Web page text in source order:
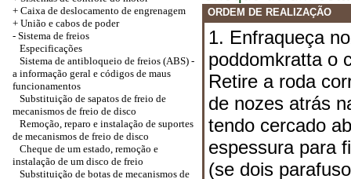
+ Caixa de deslocamento de engrenagem
+ União e cabos de poder
- Sistema de freios
Especificações
Sistema de antibloqueio de freios (ABS) -
a informação geral e códigos de maus
funcionamentos
Substituição de sapatos de freio de
mecanismos de freio de disco
Remoção, reparo e instalação de suportes
de mecanismos de freio de disco
Cheque de um estado, remoção e
instalação de um disco de freio
Substituição de botas de mecanismos de
ORDEM DE REALIZAÇÃO
1. Enfraqueça
poddomkratta o
Retire a roda
de nozes atrás
tendo cercado
espessura para
(se dois